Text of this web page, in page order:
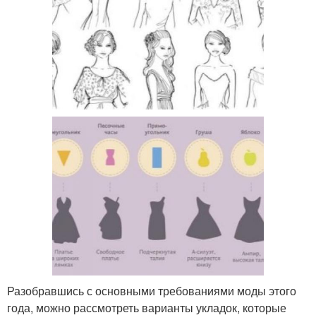
Разобравшись с основными требованиями моды этого
года, можно рассмотреть варианты укладок, которые